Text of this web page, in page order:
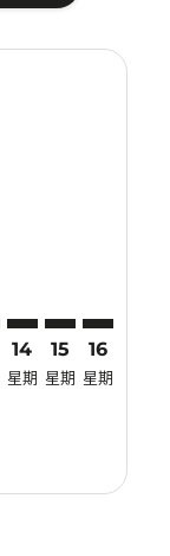
14
星期
15
星期
16
星期